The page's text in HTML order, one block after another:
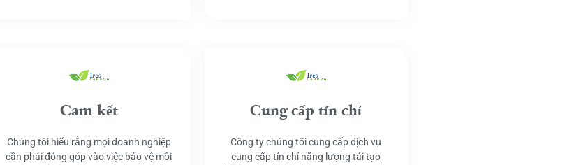
Cam kết
Chúng tôi hiểu rằng mọi doanh nghiệp
cần phải đóng góp vào việc bảo vệ môi
Cung cấp tín chỉ
Công ty chúng tôi cung cấp dịch vụ
cung cấp tín chỉ năng lượng tái tạo